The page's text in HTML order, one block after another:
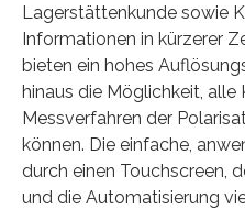
Lagerstättenkunde sowie
Informationen in kürzerer
bieten ein hohes
hinaus die Möglichkeit, alle
Messverfahren der
können. Die einfache,
durch einen Touchscreen,
und die Automatisierung